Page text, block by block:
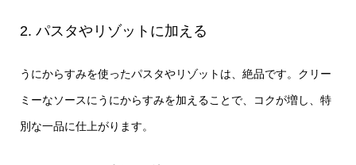
2. パスタやリゾットに加える
うにからすみを使ったパスタやリゾットは、絶品です。クリー
ミーなソースにうにからすみを加えることで、コクが増し、特
別な一品に仕上がります。